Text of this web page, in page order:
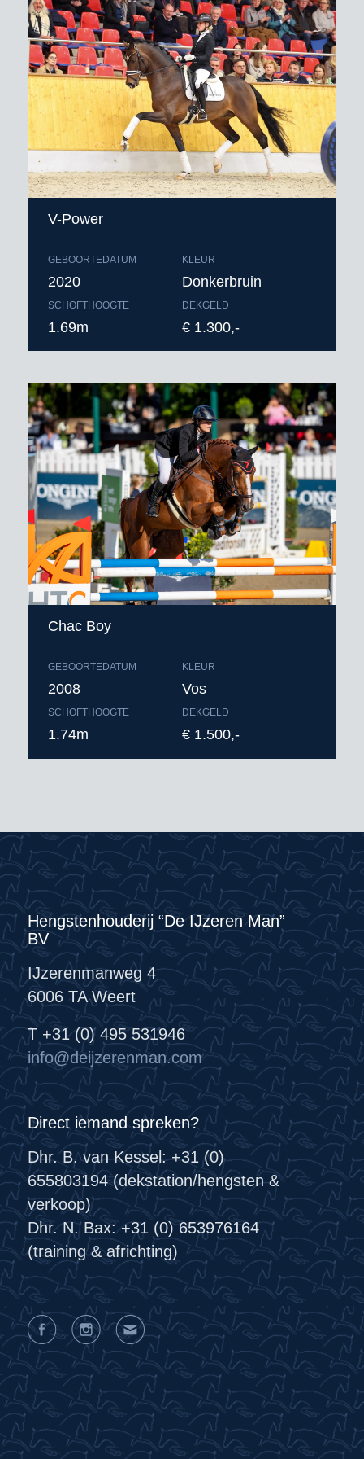
V-Power
GEBOORTEDATUM
2020
SCHOFTHOOGTE
1.69m
KLEUR
Donkerbruin
DEKGELD
€ 1.300,-
Chac Boy
GEBOORTEDATUM
2008
SCHOFTHOOGTE
1.74m
KLEUR
Vos
DEKGELD
€ 1.500,-
Hengstenhouderij “De IJzeren Man”
BV
IJzerenmanweg 4
6006 TA Weert
T +31 (0) 495 531946
info@deijzerenman.com
Direct iemand spreken?
Dhr. B. van Kessel: +31 (0)
655803194 (dekstation/hengsten &
verkoop)
Dhr. N. Bax: +31 (0) 653976164
(training & africhting)